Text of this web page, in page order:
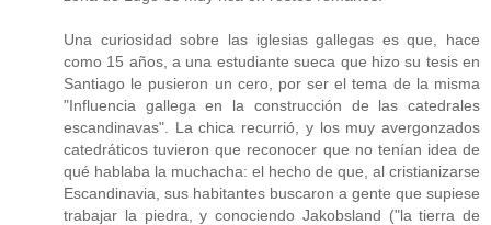
Una curiosidad sobre las iglesias gallegas es que, hace
como 15 años, a una estudiante sueca que hizo su tesis en
Santiago le pusieron un cero, por ser el tema de la misma
"Influencia gallega en la construcción de las catedrales
escandinavas". La chica recurrió, y los muy avergonzados
catedráticos tuvieron que reconocer que no tenían idea de
qué hablaba la muchacha: el hecho de que, al cristianizarse
Escandinavia, sus habitantes buscaron a gente que supiese
trabajar la piedra, y conociendo Jakobsland ("la tierra de